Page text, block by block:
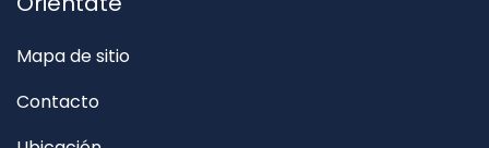
Mapa de sitio
Contacto